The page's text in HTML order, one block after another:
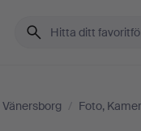
/ Foto,